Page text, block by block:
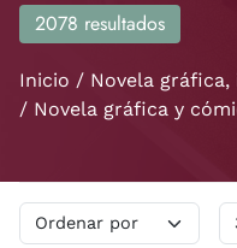
2078 resultados
Inicio
Novela
Novela gráfica y